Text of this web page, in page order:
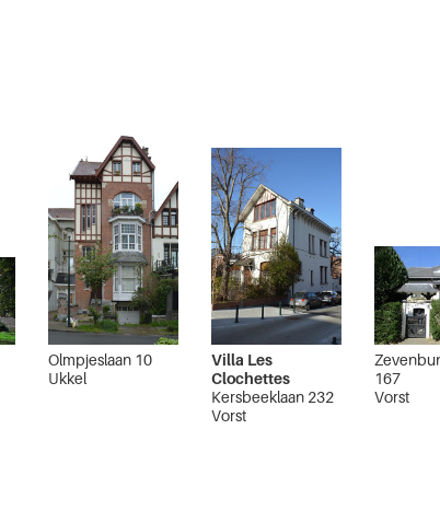
Olmpjeslaan 10
Ukkel
Villa Les
Clochettes
Kersbeeklaan 232
Vorst
167
Vorst